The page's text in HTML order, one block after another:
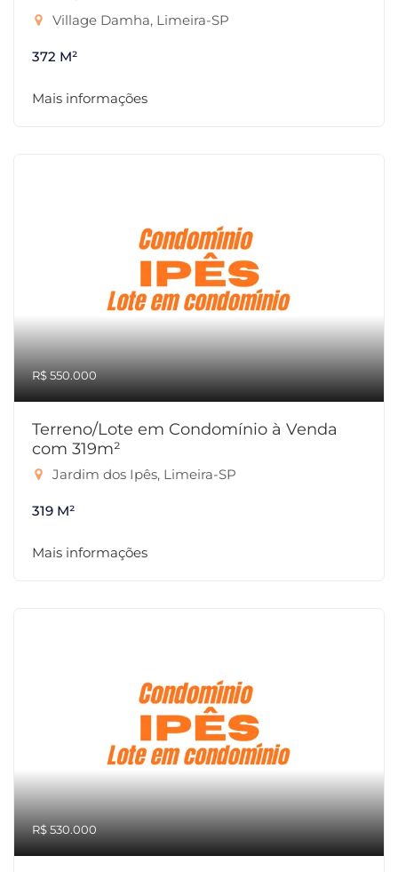
Village Damha, Limeira-SP
372 M²
Mais informações
R$ 550.000
Terreno/Lote em Condomínio à Venda
com 319m²
Jardim dos Ipês, Limeira-SP
319 M²
Mais informações
R$ 530.000